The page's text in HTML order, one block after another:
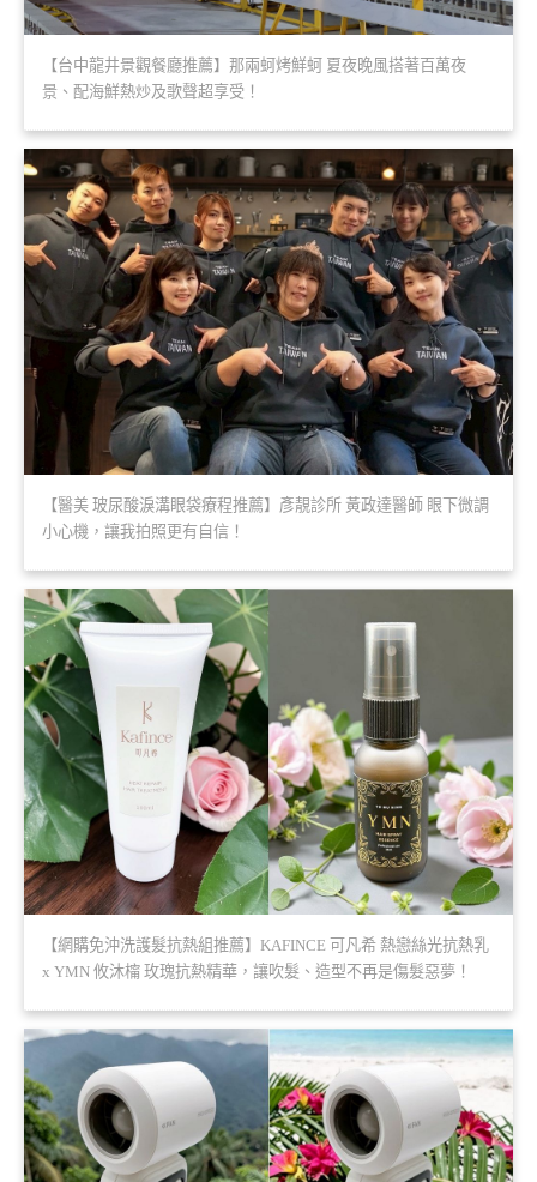
【台中龍井景觀餐廳推薦】那兩蚵烤鮮蚵 夏夜晚風搭著百萬夜
景、配海鮮熱炒及歌聲超享受！
【醫美 玻尿酸淚溝眼袋療程推薦】彥靚診所 黃政達醫師 眼下微調
小心機，讓我拍照更有自信！
【網購免沖洗護髮抗熱組推薦】KAFINCE 可凡希 熱戀絲光抗熱乳
x YMN 攸沐橣 玫瑰抗熱精華，讓吹髮、造型不再是傷髮惡夢！